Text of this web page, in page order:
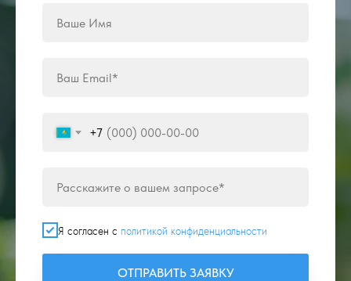
+7
Я согласен с политикой конфиденциальности
ОТПРАВИТЬ ЗАЯВКУ